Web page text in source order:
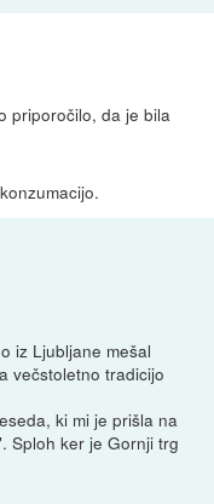
priporočilo, da je bila
iz Ljubljane mešal
večstoletno tradicijo
ki mi je prišla na
Sploh ker je Gornji trg